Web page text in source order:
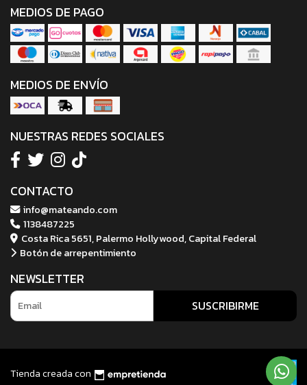
MEDIOS DE PAGO
MEDIOS DE ENVÍO
NUESTRAS REDES SOCIALES
CONTACTO
info@mateando.com
1138487225
Costa Rica 5651, Palermo Hollywood, Capital Federal
Botón de arrepentimiento
NEWSLETTER
SUSCRIBIRME
Tienda creada con